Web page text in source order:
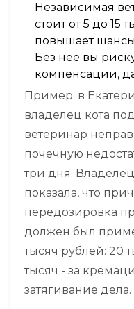
Независимая
стоит от 5 до 15
повышает
Без нее вы
компенсации,
Пример: в
владелец кота
ветеринар
почечную
три дня. Владелец
показала, что
передозировка
должен был
тысяч рублей: 20
тысяч - за
затягивание дела.